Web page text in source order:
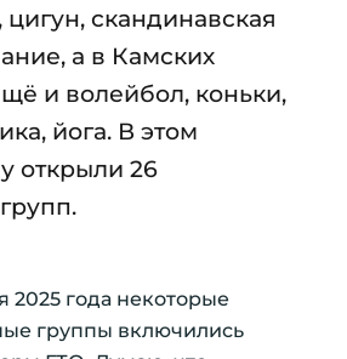
скандинавская
а в Камских
и волейбол, коньки,
йога. В этом
открыли 26
2025 года некоторые
группы включились